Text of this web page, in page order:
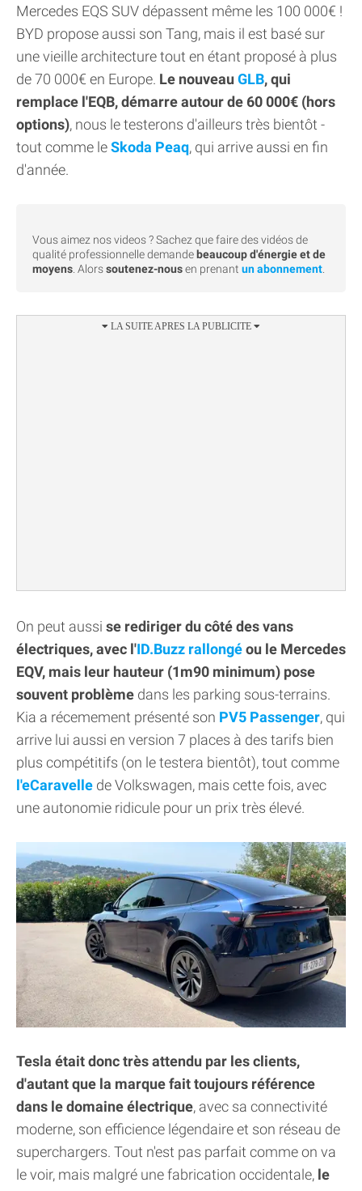
Mercedes EQS SUV dépassent même les 100 000€ !
BYD propose aussi son Tang, mais il est basé sur
une vieille architecture tout en étant proposé à plus
de 70 000€ en Europe. Le nouveau GLB, qui
remplace l'EQB, démarre autour de 60 000€ (hors
options), nous le testerons d'ailleurs très bientôt -
tout comme leSkoda Peaq, qui arrive aussi en fin
d'année.
Vous aimez nos videos ? Sachez que faire des vidéos de
qualité professionnelle demande beaucoup d'énergie et de
moyens . Alorssoutenez-nousen prenant un abonnement
On peut aussi se rediriger du côté des vans
électriques, avec l'ID.Buzz rallongéou le Mercedes
EQV, mais leur hauteur (1m90 minimum) pose
souvent problème dans les parking sous-terrains.
Kia a récemement présenté son PV5 Passenger, qui
arrive lui aussi en version 7 places à des tarifs bien
plus compétitifs (on le testera bientôt), tout comme
l'eCaravelle de Volkswagen, mais cette fois, avec
une autonomie ridicule pour un prix très élevé.
Tesla était donc très attendu par les clients,
d'autant que la marque fait toujours référence
dans le domaine électrique, avec sa connectivité
moderne, son efficience légendaire et son réseau de
superchargers. Tout n'est pas parfait comme on va
le voir, mais malgré une fabrication occidentale, le